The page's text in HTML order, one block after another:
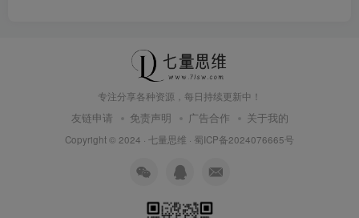
专注分享各种资源，每日持续更新中！
友链申请 免责声明 广告合作 关于我的
Copyright © 2024 · 七量思维 · 蜀ICP备2024076665号